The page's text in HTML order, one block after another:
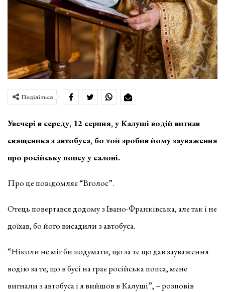
Поділіться
Увечері в середу, 12 серпня, у Калуші водій вигнав
священика з автобуса, бо той зробив йому зауваження
про російську попсу у салоні.
Про це повідомляє “Вголос”.
Отець повертався додому з Івано-Франківська, але так і не
доїхав, бо його висадили з автобуса.
“Ніколи не міг би подумати, що за те що дав зауваження
водію за те, що в бусі на грає російська попса, мене
вигнали з автобуса і я вийшов в Калуші”, – розповів